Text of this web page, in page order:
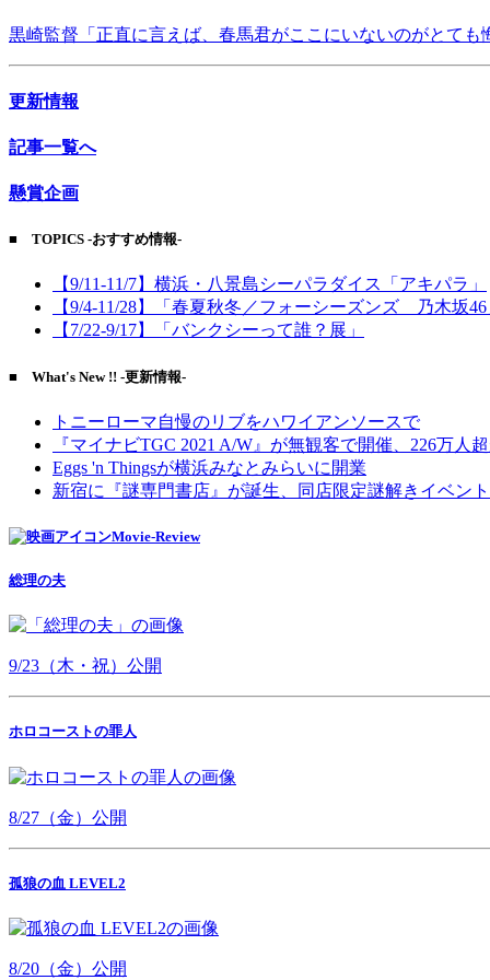
黒崎監督「正直に言えば、春馬君がここにいないのがとても
更新情報
記事一覧へ
懸賞企画
■ TOPICS -おすすめ情報-
【9/11-11/7】横浜・八景島シーパラダイス「アキパラ」
【9/4-11/28】「春夏秋冬／フォーシーズンズ 乃木坂46
【7/22-9/17】「バンクシーって誰？展」
■ What's New !! -更新情報-
トニーローマ自慢のリブをハワイアンソースで
『マイナビTGC 2021 A/W』が無観客で開催、226万人
Eggs 'n Thingsが横浜みなとみらいに開業
新宿に『謎専門書店』が誕生、同店限定謎解きイベン
Movie-Review
総理の夫
9/23（木・祝）公開
ホロコーストの罪人
8/27（金）公開
孤狼の血 LEVEL2
8/20（金）公開